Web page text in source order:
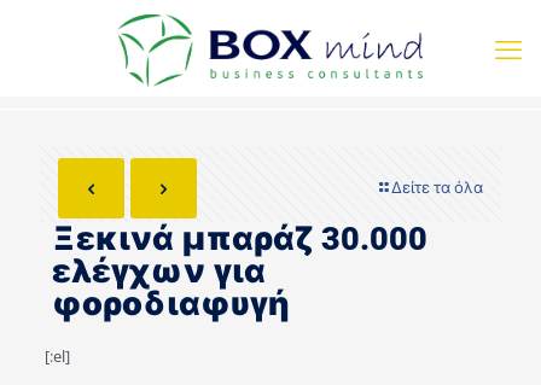
Δείτε τα όλα
Ξεκινά μπαράζ 30.000
ελέγχων για
φοροδιαφυγή
[:el]